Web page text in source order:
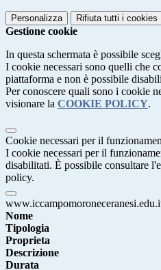
Personalizza Rifiuta tutti i cookies
Gestione cookie
In questa schermata è possibile
I cookie necessari sono quelli che
piattaforma e non è possibile
Per conoscere quali sono i cookie
visionare la COOKIE POLICY.
Cookie necessari per il
I cookie necessari per il
disabilitati. È possibile consultare
policy.
Nome
Tipologia
Proprieta
Descrizione
Durata